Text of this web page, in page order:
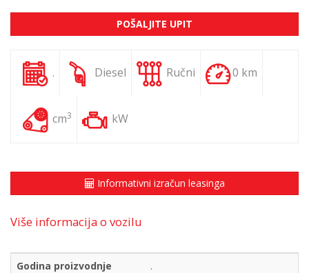
POŠALJITE UPIT
. Diesel Ručni 0 km
cm3 kW
Informativni izračun leasinga
Više informacija o vozilu
Godina proizvodnje
.